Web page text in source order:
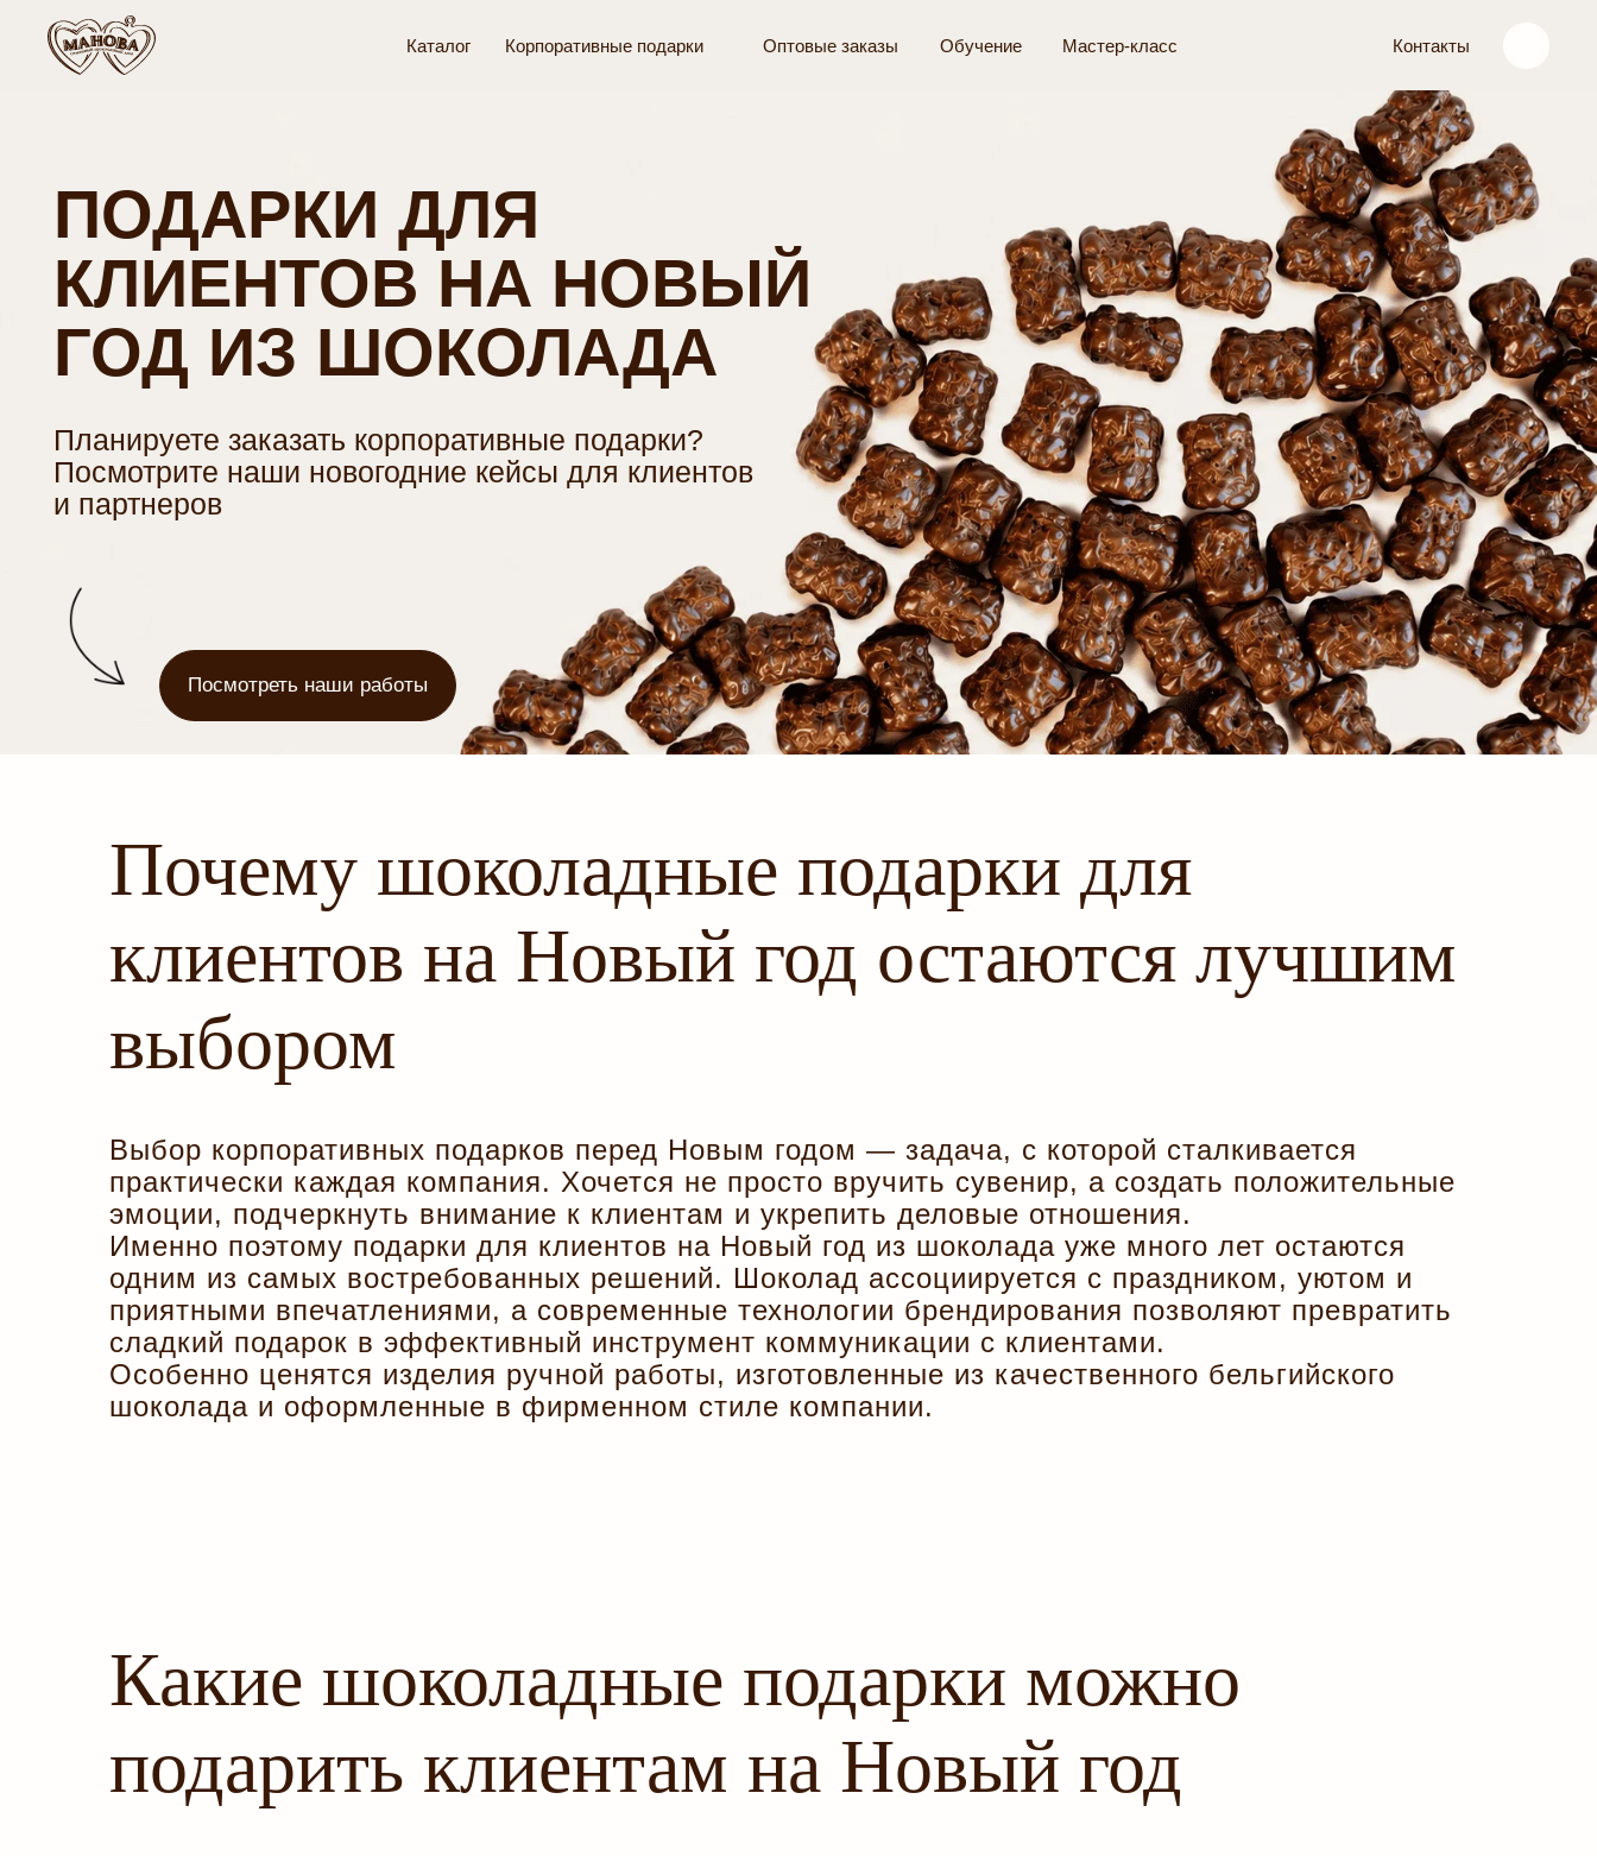
Каталог Корпоративные подарки Мастер-класс
Обучение
Оптовые заказы Контакты
ПОДАРКИ ДЛЯ
КЛИЕНТОВ НА НОВЫЙ
ГОД ИЗ ШОКОЛАДА
Планируете заказать корпоративные подарки?
и партнеров
Почему шоколадные подарки для
клиентов на Новый год остаются лучшим
выбором
Выбор корпоративных подарков перед Новым годом — задача, с которой сталкивается
практически каждая компания. Хочется не просто вручить сувенир, а создать положительные
эмоции, подчеркнуть внимание к клиентам и укрепить деловые отношения.
Именно поэтому подарки для клиентов на Новый год из шоколада уже много лет остаются
одним из самых востребованных решений. Шоколад ассоциируется с праздником, уютом и
приятными впечатлениями, а современные технологии брендирования позволяют превратить
сладкий подарок в эффективный инструмент коммуникации с клиентами.
Особенно ценятся изделия ручной работы, изготовленные из качественного бельгийского
шоколада и оформленные в фирменном стиле компании.
Какие шоколадные подарки можно
подарить клиентам на Новый год